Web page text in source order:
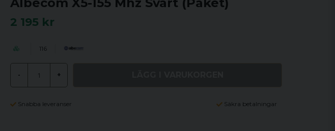
2 195 kr
116
- +
Snabba leveranser Säkra betalningar